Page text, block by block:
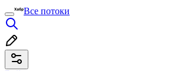
Все потоки